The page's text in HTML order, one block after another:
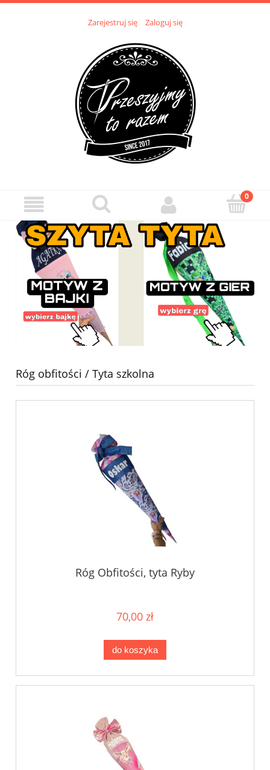
Zarejestruj się Zaloguj się
Róg obfitości / Tyta szkolna
Róg Obfitości, tyta Ryby
70,00 zł
do koszyka